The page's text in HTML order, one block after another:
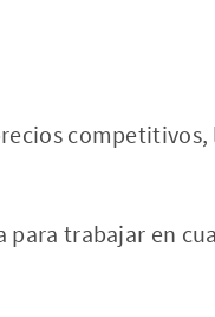
competitivos,
para trabajar en